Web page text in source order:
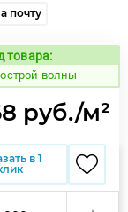
почту
Код товара:
товара:
волны
руб./м²
в 1